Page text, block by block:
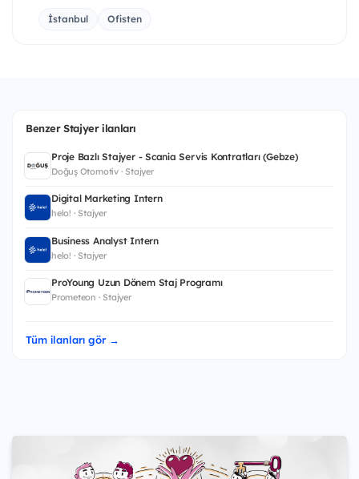
İstanbul Ofisten
Benzer Stajyer ilanları
Proje Bazlı Stajyer - Scania Servis Kontratları (Gebze)
Doğuş Otomotiv · Stajyer
Digital Marketing Intern
helo! · Stajyer
Business Analyst Intern
helo! · Stajyer
ProYoung Uzun Dönem Staj Programı
Prometeon · Stajyer
Tüm ilanları gör →